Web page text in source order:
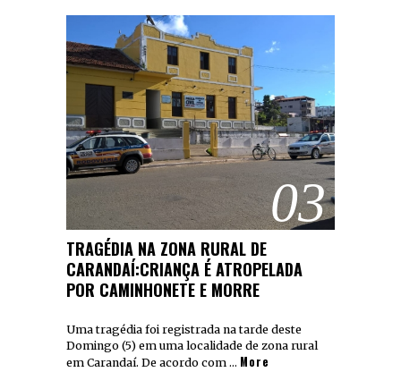
03
TRAGÉDIA NA ZONA RURAL DE
CARANDAÍ:CRIANÇA É ATROPELADA
POR CAMINHONETE E MORRE
Uma tragédia foi registrada na tarde deste
Domingo (5) em uma localidade de zona rural
em Carandaí. De acordo com … More